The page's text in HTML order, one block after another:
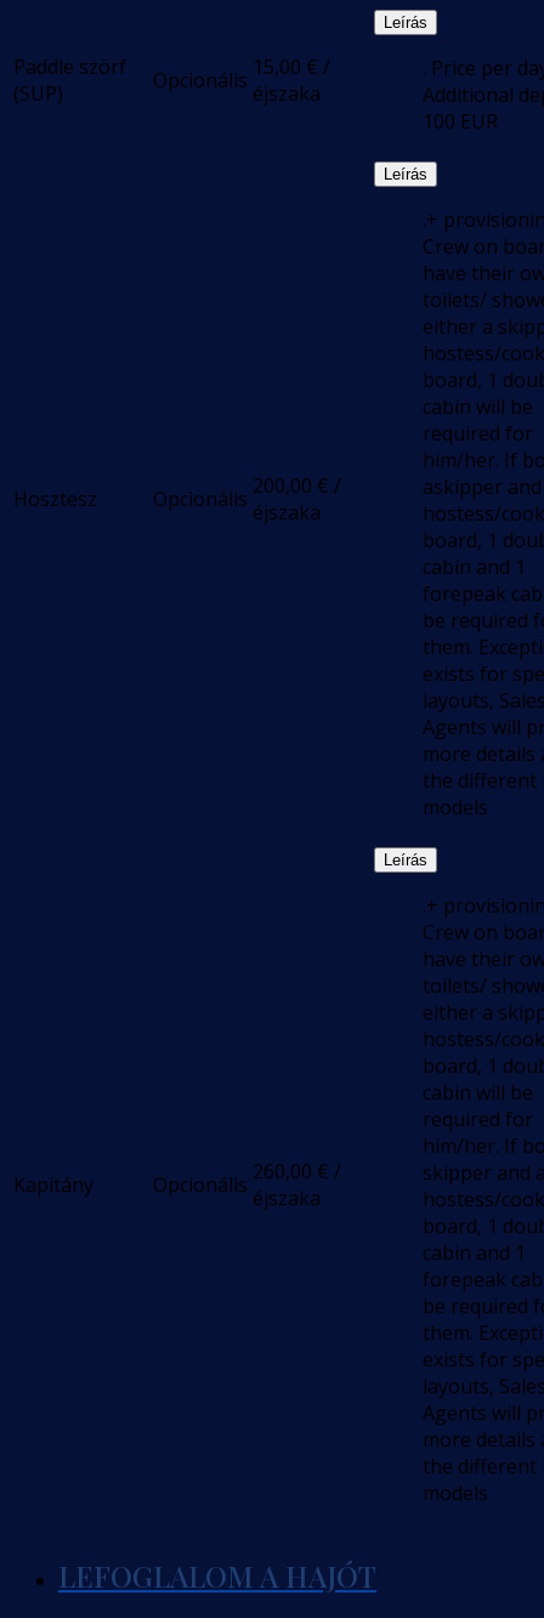
Paddle szörf
(SUP)
Opcionális 15,00 € /
éjszaka
Leírás
. Price per
Additional
100 EUR
Hosztesz Opcionális 200,00 € /
éjszaka
Leírás
.+
Crew on
have their
toilets/
either a
hostess/
board, 1
cabin will be
required for
him/her. If
askipper
hostess/
board, 1
cabin and 1
forepeak
be required
them.
exists for
layouts,
Agents will
more details
the different
models
Kapitány Opcionális 260,00 € /
éjszaka
Leírás
.+
Crew on
have their
toilets/
either a
hostess/
board, 1
cabin will be
required for
him/her. If
skipper and
hostess/
board, 1
cabin and 1
forepeak
be required
them.
exists for
layouts,
Agents will
more details
the different
models
LEFOGLALOM A HAJÓT